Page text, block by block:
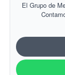
El Grupo de